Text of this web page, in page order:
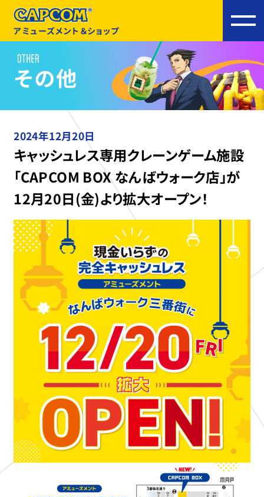
アミューズメント＆ショップ
2024年12月20日
キャッシュレス専用クレーンゲーム施設
「CAPCOM BOX なんばウォーク店」が
12月20日(金)より拡大オープン！